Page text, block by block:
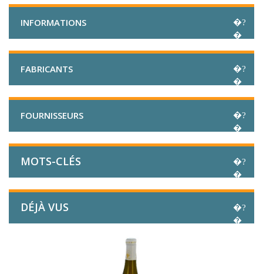
INFORMATIONS
FABRICANTS
FOURNISSEURS
MOTS-CLÉS
DÉJÀ VUS